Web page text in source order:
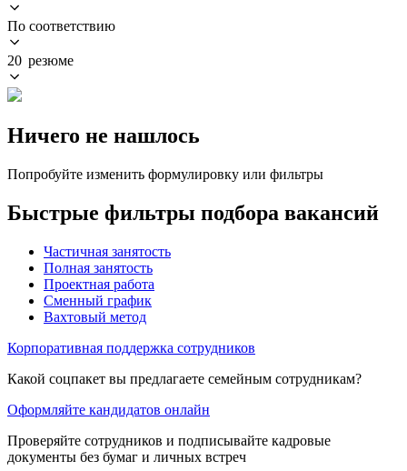
По соответствию
20 резюме
Ничего не нашлось
Попробуйте изменить формулировку или фильтры
Быстрые фильтры подбора вакансий
Частичная занятость
Полная занятость
Проектная работа
Сменный график
Вахтовый метод
Корпоративная поддержка сотрудников
Какой соцпакет вы предлагаете семейным сотрудникам?
Оформляйте кандидатов онлайн
Проверяйте сотрудников и подписывайте кадровые
документы без бумаг и личных встреч